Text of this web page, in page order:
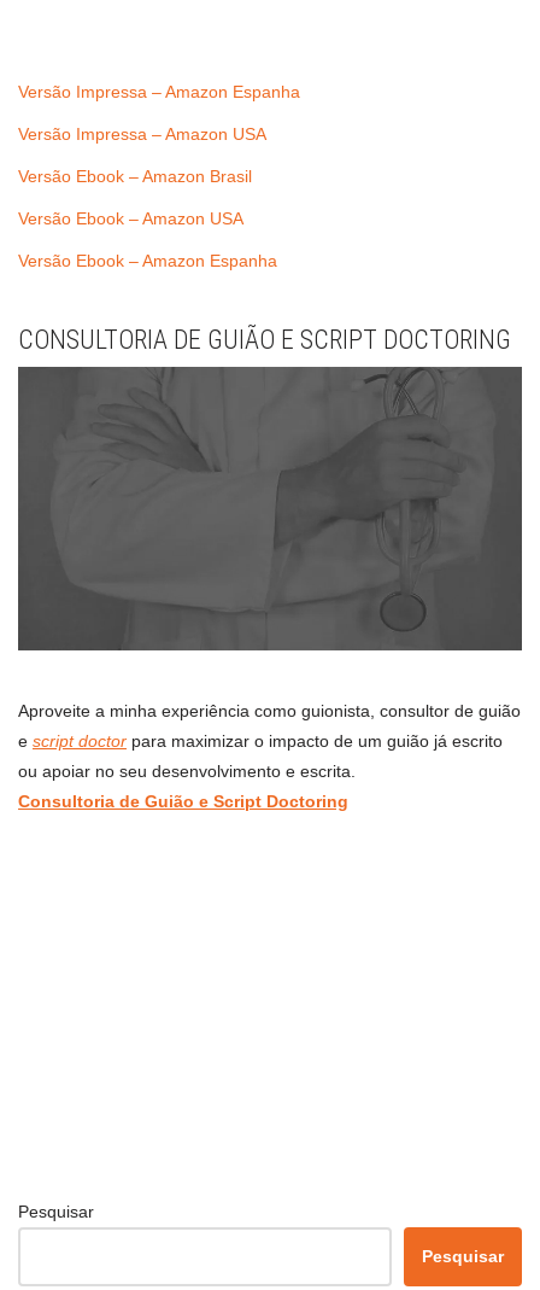
Versão Impressa – Amazon Espanha
Versão Impressa – Amazon USA
Versão Ebook – Amazon Brasil
Versão Ebook – Amazon USA
Versão Ebook – Amazon Espanha
CONSULTORIA DE GUIÃO E SCRIPT DOCTORING
Aproveite a minha experiência como guionista, consultor de guião
e script doctor para maximizar o impacto de um guião já escrito
ou apoiar no seu desenvolvimento e escrita.
Consultoria de Guião e Script Doctoring
Pesquisar
Pesquisar